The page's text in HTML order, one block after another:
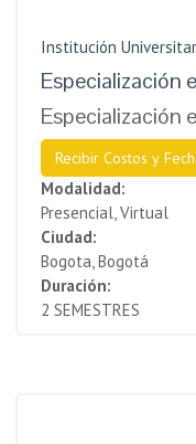
Institución
Especialización
Especialización
Recibir Costos y
Modalidad:
Presencial, Virtual
Ciudad:
Bogota, Bogotá
Duración:
2 SEMESTRES